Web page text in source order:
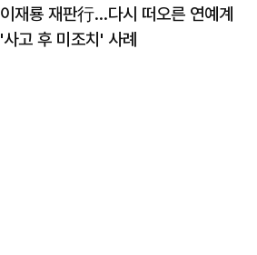
이재룡 재판行…다시 떠오른 연예계
'사고 후 미조치' 사례